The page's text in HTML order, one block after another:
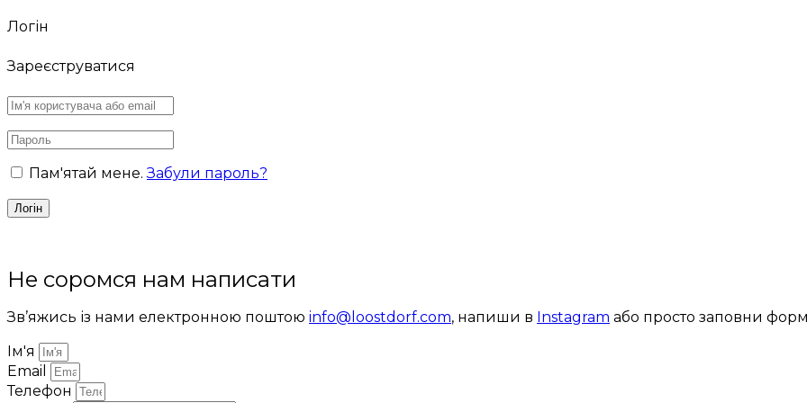
Логін
Зареєструватися
Пам'ятай мене.Забули пароль?
Не соромся нам написати
Зв’яжись із нами електронною поштою info@loostdorf.com, напиши в Instagram або просто заповни
Ім'я
Email
Телефон